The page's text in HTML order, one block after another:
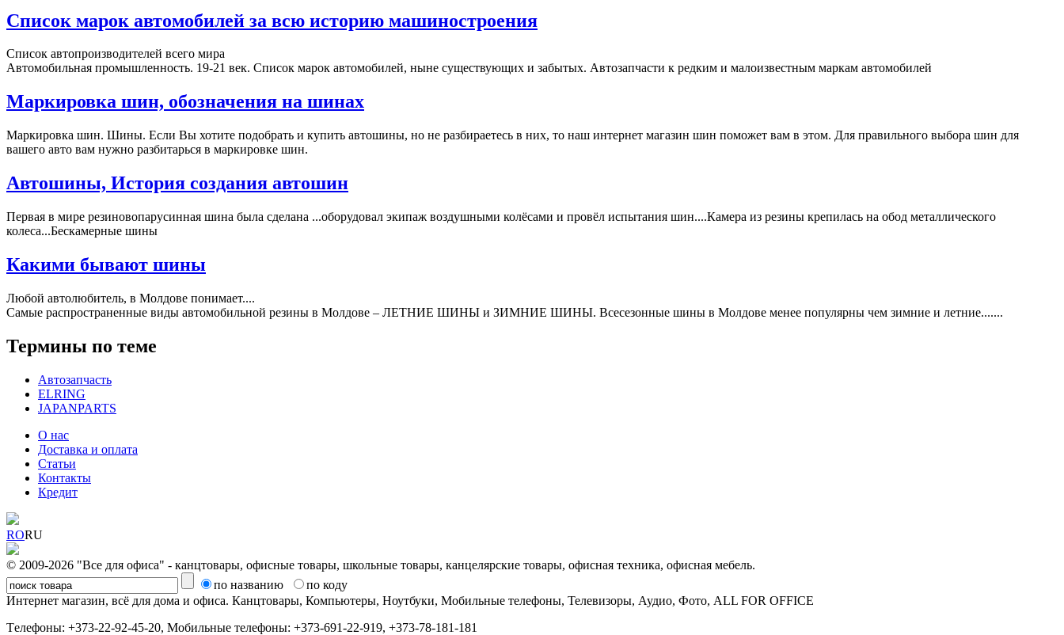
Список марок автомобилей за всю историю машиностроения
Список автопроизводителей всего мира
Автомобильная промышленность. 19-21 век. Список марок автомобилей, ныне существующих и забытых. Автозапчасти к редким и малоизвестным маркам автомобилей
Маркировка шин, обозначения на шинах
Маркировка шин. Шины. Если Вы хотите подобрать и купить автошины, но не разбираетесь в них, то наш интернет магазин шин поможет вам в этом. Для правильного выбора шин для
вашего авто вам нужно разбитарься в маркировке шин.
Автошины, История создания автошин
Первая в мире резиновопарусинная шина была сделана ...оборудовал экипаж воздушными колёсами и провёл испытания шин....Камера из резины крепилась на обод металлического
колеса...Бескамерные шины
Какими бывают шины
Любой автолюбитель, в Молдове понимает....
Самые распространенные виды автомобильной резины в Молдове – ЛЕТНИЕ ШИНЫ и ЗИМНИЕ ШИНЫ. Всесезонные шины в Молдове менее популярны чем зимние и летние.......
Термины по теме
Автозапчасть
ELRING
JAPANPARTS
О нас
Доставка и оплата
Статьи
Контакты
Кредит
RORU
© 2009-2026 "Все для офиса" - канцтовары, офисные товары, школьные товары, канцелярские товары, офисная техника, офисная мебель.
по названию
по коду
Интернет магазин, всё для дома и офиса. Канцтовары, Компьютеры, Ноутбуки, Мобильные телефоны, Телевизоры, Аудио, Фото, ALL FOR OFFICE
Tелефоны: +373-22-92-45-20, Мобильные телефоны: +373-691-22-919, +373-78-181-181